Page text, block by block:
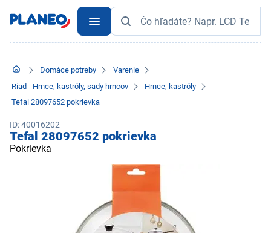
Domáce potreby
Varenie
Riad - Hrnce, kastróly, sady hrncov
Hrnce, kastróly
Tefal 28097652 pokrievka
ID: 40016202
Tefal 28097652 pokrievka
Pokrievka